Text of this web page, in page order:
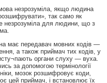
незрозуміла, якщо людина
так само як
незрозуміла для людини, що з
має передавач мовних кодів —
а також приймач тих кодів, у
органи слуху — вуха.
за допомогою термінології
мозок розшифровує коди,
цей приймач, і встановлює їх